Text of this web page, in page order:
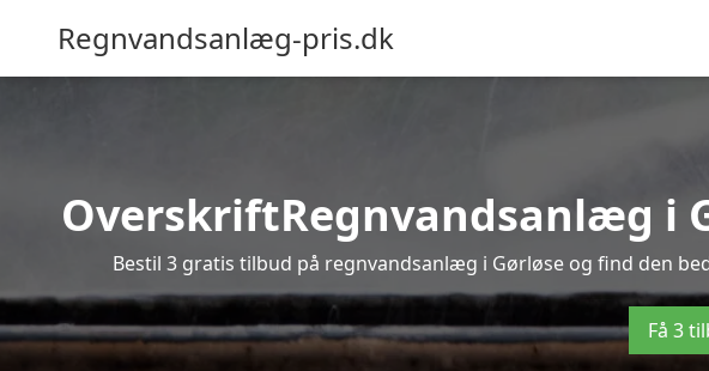
Regnvandsanlæg-pris.dk
OverskriftRegnvandsanlæg i
Bestil 3 gratis tilbud på regnvandsanlæg i Gørløse og find den
Få 3